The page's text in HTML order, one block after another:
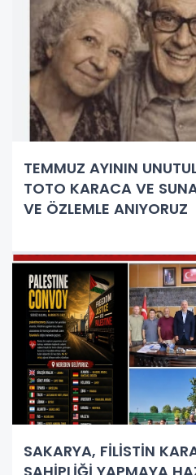
TEMMUZ AYININ
TOTO KARACA VE
VE ÖZLEMLE ANIYORUZ
SAKARYA, FİLİSTİN
SAHİPLİĞİ YAPMAYA